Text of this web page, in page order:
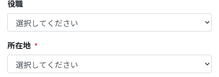
役職
所在地